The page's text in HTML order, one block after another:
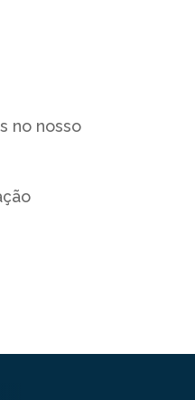
no nosso